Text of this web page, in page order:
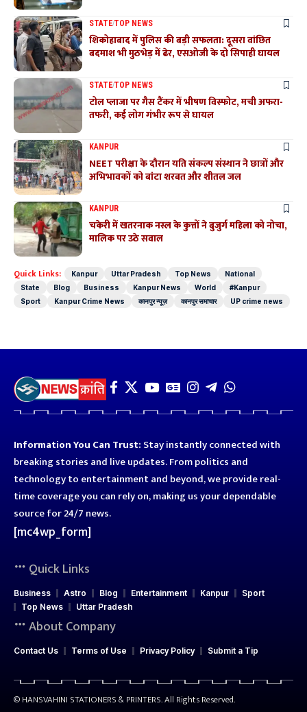
STATETOP NEWS
शिकोहाबाद में पुलिस की बड़ी सफलता: दूसरा वांछित
बदमाश भी मुठभेड़ में ढेर, एसओजी के दो सिपाही घायल
STATETOP NEWS
टोल प्लाजा पर गैस टैंकर में भीषण विस्फोट, मची अफरा-
तफरी, कई लोग गंभीर रूप से घायल
KANPUR
NEET परीक्षा के दौरान यति संकल्प संस्थान ने छात्रों और
अभिभावकों को बांटा शरबत और शीतल जल
KANPUR
चकेरी में खतरनाक नस्ल के कुत्तों ने बुजुर्ग महिला को नोचा,
मालिक पर उठे सवाल
Quick Links: Kanpur Uttar Pradesh Top News
National
State
Blog Business Kanpur News World
#Kanpur
Sport
Kanpur Crime News कानपुर न्यूज़ कानपुर समाचार UP crime news
Information You Can Trust: Stay instantly connected with
breaking stories and live updates. From politics and
technology to entertainment and beyond, we provide real-
time coverage you can rely on, making us your dependable
source for 24/7 news.
[mc4wp_form]
Quick Links
Business Astro Blog Entertainment Kanpur
Sport
Top News
Uttar Pradesh
About Company
Contact Us Terms of Use Privacy Policy Submit a Tip
© HANSVAHINI STATIONERS & PRINTERS. All Rights Reserved.